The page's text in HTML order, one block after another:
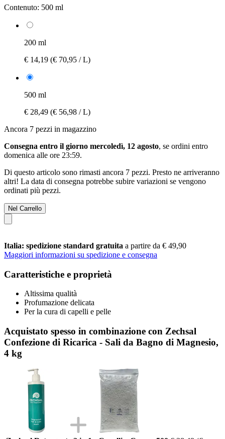
Contenuto: 500 ml
200 ml
€ 14,19 (€ 70,95 / L)
500 ml
€ 28,49 (€ 56,98 / L)
Ancora 7 pezzi in magazzino
Consegna entro il giorno mercoledì, 12 agosto, se ordini entro
domenica alle ore 23:59.
Di questo articolo sono rimasti ancora 7 pezzi. Presto ne arriveranno
altri! La data di consegna potrebbe subire variazioni se vengono
ordinati più pezzi.
Nel Carrello
Italia: spedizione standard gratuita a partire da € 49,90
Maggiori informazioni su spedizione e consegna
Caratteristiche e proprietà
Altissima qualità
Profumazione delicata
Per la cura di capelli e pelle
Acquistato spesso in combinazione con Zechsal
Confezione di Ricarica - Sali da Bagno di Magnesio,
4 kg